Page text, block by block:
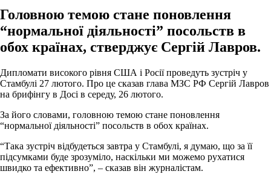
Головною темою стане поновлення
“нормальної діяльності” посольств в
обох країнах, стверджує Сергій Лавров.
Дипломати високого рівня США і Росії проведуть зустріч у
Стамбулі 27 лютого. Про це сказав глава МЗС РФ Сергій Лавров
на брифінгу в Досі в середу, 26 лютого.
За його словами, головною темою стане поновлення
“нормальної діяльності” посольств в обох країнах.
“Така зустріч відбудеться завтра у Стамбулі, я думаю, що за її
підсумками буде зрозуміло, наскільки ми можемо рухатися
швидко та ефективно”, – сказав він журналістам.